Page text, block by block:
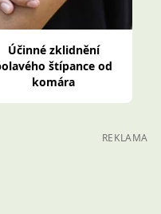
Účinné zklidnění
štípance od
komára
REKLAMA